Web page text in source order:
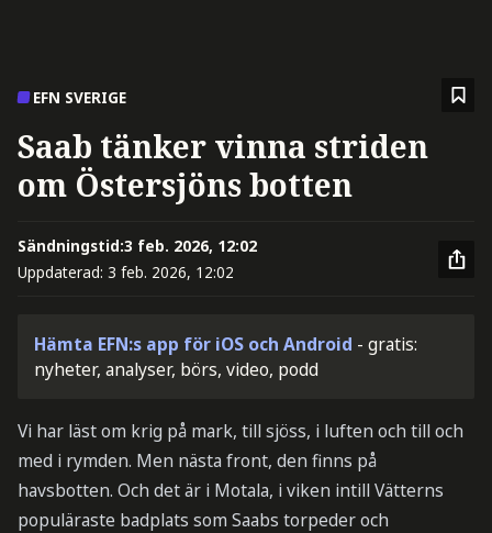
EFN SVERIGE
Saab tänker vinna striden
om Östersjöns botten
Sändningstid:3 feb. 2026, 12:02
Uppdaterad: 3 feb. 2026, 12:02
Hämta EFN:s app för iOS och Android - gratis:
nyheter, analyser, börs, video, podd
Vi har läst om krig på mark, till sjöss, i luften och till och
med i rymden. Men nästa front, den finns på
havsbotten. Och det är i Motala, i viken intill Vätterns
populäraste badplats som Saabs torpeder och